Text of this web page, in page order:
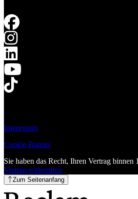
Impressum
Cookie Banner
Sie haben das Recht, Ihren Vertrag binnen
Vertrag widerrufen
Zum Seitenanfang